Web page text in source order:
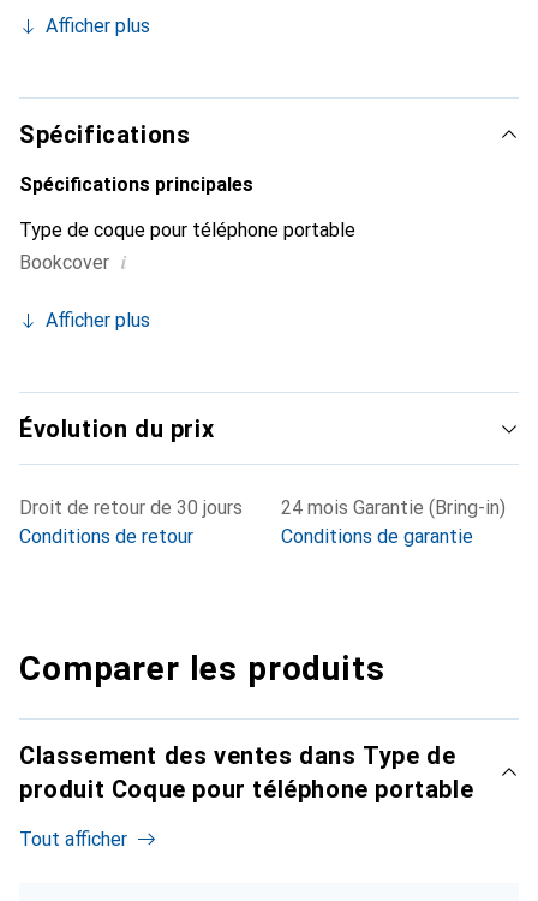
smartphone. La marque Noreve est internationalement
toujours un bon choix pour le client exigeant.
Afficher plus
Spécifications
Spécifications principales
Type de coque pour téléphone portable
Bookcover i
Afficher plus
Évolution du prix
Droit de retour de 30 jours
Conditions de retour
24 mois Garantie (Bring-in)
Conditions de garantie
Comparer les produits
Classement des ventes dans Type de
produit Coque pour téléphone portable
Tout afficher